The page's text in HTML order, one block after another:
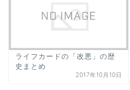
ライフカードの「改悪」の歴
史まとめ
2017年10月10日